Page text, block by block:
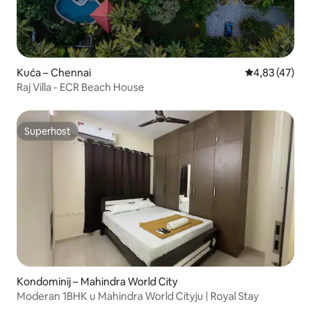
Kuća – Chennai Prosječna
4,83 (47)
Raj Villa - ECR Beach House
Superhost
Superhost
Kondominij – Mahindra World City
Moderan 1BHK u Mahindra World Cityju | Royal Stay